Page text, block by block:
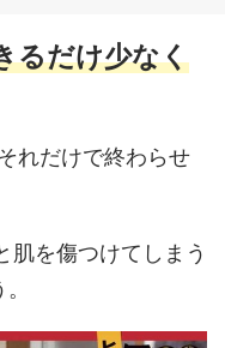
るだけ少なく
れだけで終わらせ
肌を傷つけてしまう